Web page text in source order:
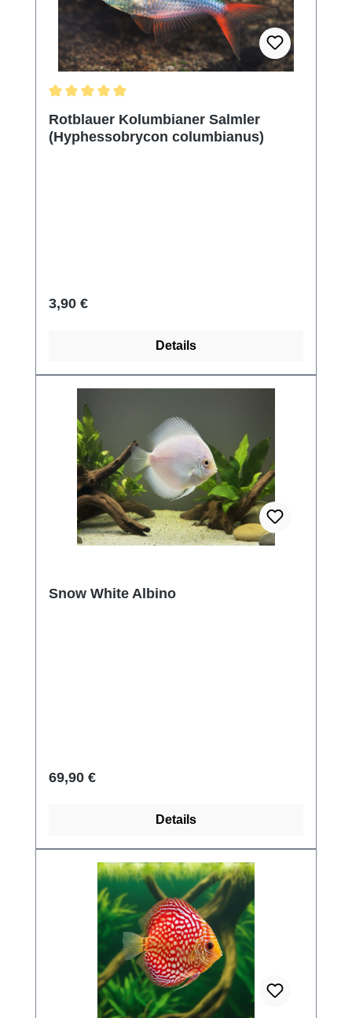
Rotblauer Kolumbianer Salmler
(Hyphessobrycon columbianus)
Regulärer Preis:
3,90 €
Details
Snow White Albino
Regulärer Preis:
69,90 €
Details